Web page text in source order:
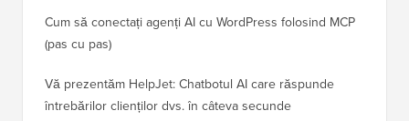
Cum să conectați agenți AI cu WordPress folosind MCP
(pas cu pas)
Vă prezentăm HelpJet: Chatbotul AI care răspunde
întrebărilor clienților dvs. în câteva secunde